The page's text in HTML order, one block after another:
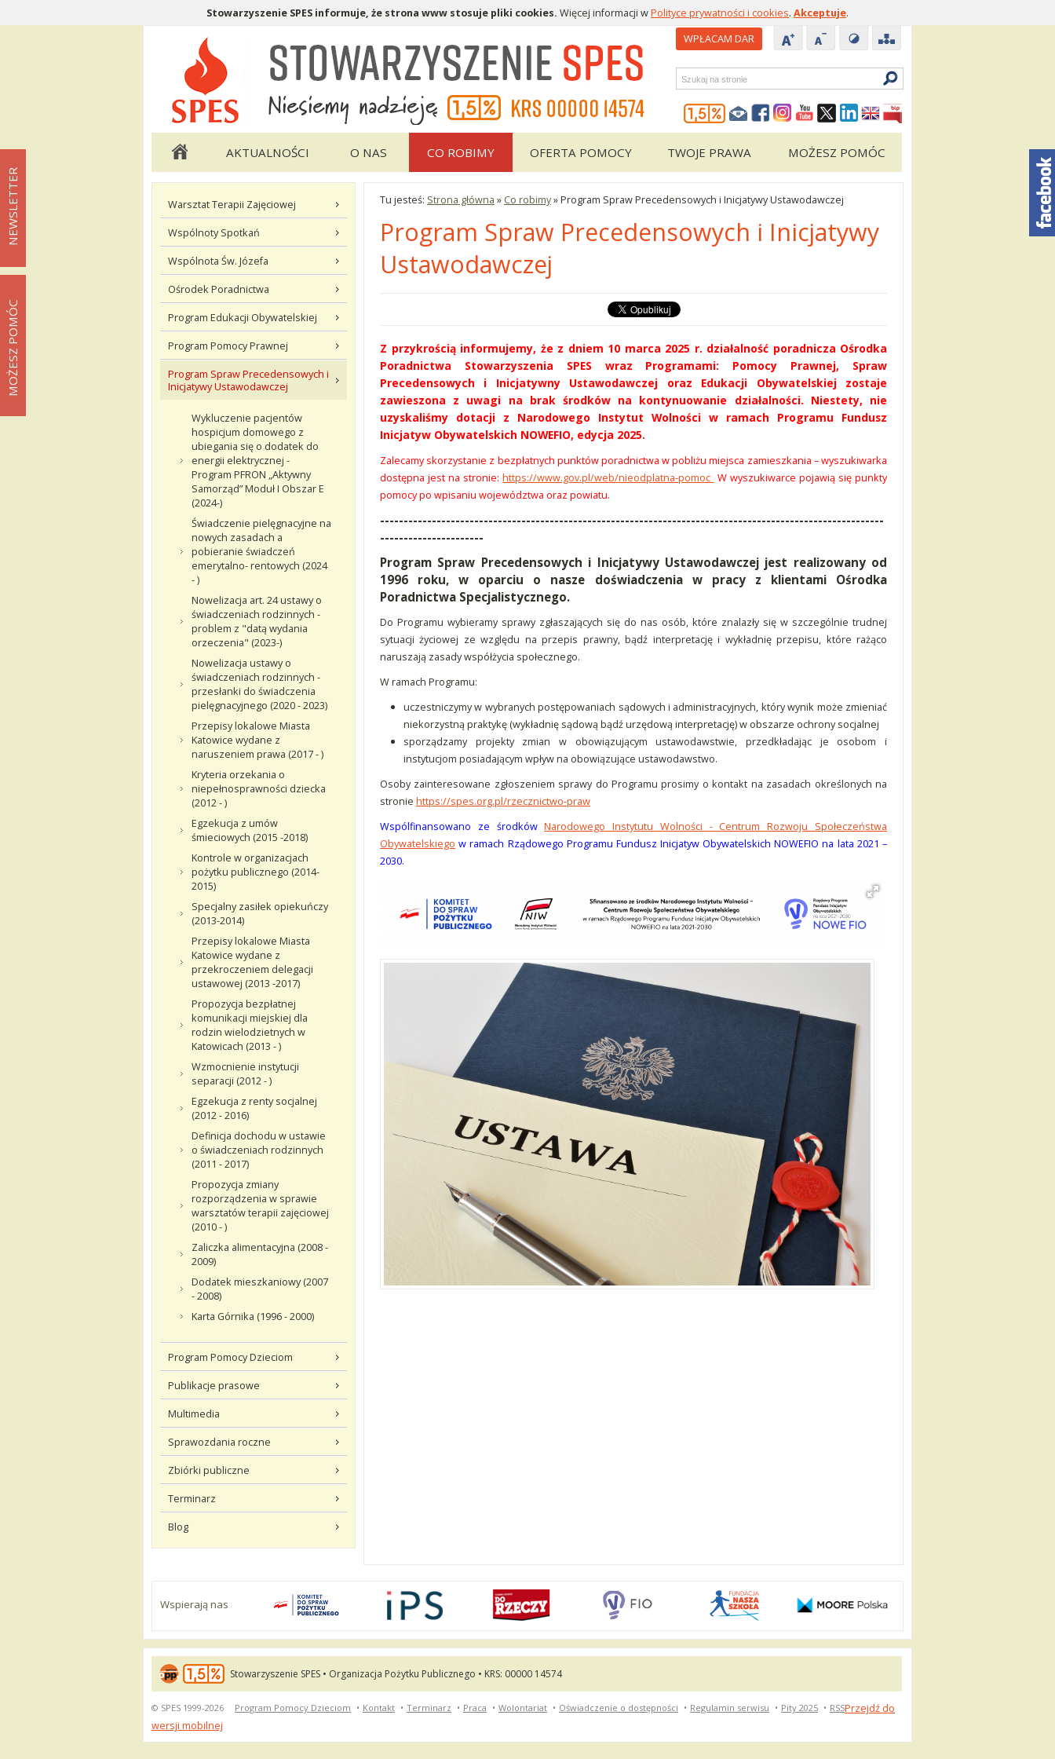
Stowarzyszenie SPES informuje, że strona www stosuje pliki cookies. Więcej informacji wPolityce prywatności i cookies. Akceptuje.
Menu pomocnicze
WPŁACAM DAR
Wyszukiwarka
Menu główne
AKTUALNOŚCI O NAS CO ROBIMY OFERTA POMOCY TWOJE PRAWA MOŻESZ POMÓC
Menu podstrony Co robimy
Warsztat Terapii Zajęciowej
Wspólnoty Spotkań
Wspólnota Św. Józefa
Ośrodek Poradnictwa
Program Edukacji Obywatelskiej
Program Pomocy Prawnej
Program Spraw Precedensowych i
Inicjatywy Ustawodawczej
Wykluczenie pacjentów
hospicjum domowego z
ubiegania się o dodatek do
energii elektrycznej -
Program PFRON „Aktywny
Samorząd” Moduł I Obszar E
(2024-)
Świadczenie pielęgnacyjne na
nowych zasadach a
pobieranie świadczeń
emerytalno- rentowych (2024
- )
Nowelizacja art. 24 ustawy o
świadczeniach rodzinnych -
problem z "datą wydania
orzeczenia" (2023-)
Nowelizacja ustawy o
świadczeniach rodzinnych -
przesłanki do świadczenia
pielęgnacyjnego (2020 - 2023)
Przepisy lokalowe Miasta
Katowice wydane z
naruszeniem prawa (2017 - )
Kryteria orzekania o
niepełnosprawności dziecka
(2012 - )
Egzekucja z umów
śmieciowych (2015 -2018)
Kontrole w organizacjach
pożytku publicznego (2014-
2015)
Specjalny zasiłek opiekuńczy
(2013-2014)
Przepisy lokalowe Miasta
Katowice wydane z
przekroczeniem delegacji
ustawowej (2013 -2017)
Propozycja bezpłatnej
komunikacji miejskiej dla
rodzin wielodzietnych w
Katowicach (2013 - )
Wzmocnienie instytucji
separacji (2012 - )
Egzekucja z renty socjalnej
(2012 - 2016)
Definicja dochodu w ustawie
o świadczeniach rodzinnych
(2011 - 2017)
Propozycja zmiany
rozporządzenia w sprawie
warsztatów terapii zajęciowej
(2010 - )
Zaliczka alimentacyjna (2008 -
2009)
Dodatek mieszkaniowy (2007
- 2008)
Karta Górnika (1996 - 2000)
Program Pomocy Dzieciom
Publikacje prasowe
Multimedia
Sprawozdania roczne
Zbiórki publiczne
Terminarz
Blog
Tu jesteś: Strona główna » Co robimy»Program Spraw Precedensowych i Inicjatywy Ustawodawczej
Program Spraw Precedensowych i Inicjatywy
Ustawodawczej
Z przykrością informujemy, że z dniem 10 marca 2025 r. działalność poradnicza Ośrodka
Poradnictwa Stowarzyszenia SPES wraz Programami: Pomocy Prawnej, Spraw
Precedensowych i Inicjatywny Ustawodawczej oraz Edukacji Obywatelskiej zostaje
zawieszona z uwagi na brak środków na kontynuowanie działalności. Niestety, nie
uzyskaliśmy dotacji z Narodowego Instytut Wolności w ramach Programu Fundusz
Inicjatyw Obywatelskich NOWEFIO, edycja 2025.
Zalecamy skorzystanie z bezpłatnych punktów poradnictwa w pobliżu miejsca zamieszkania – wyszukiwarka
dostępna jest na stronie:https://www.gov.pl/web/nieodplatna-pomoc W wyszukiwarce pojawią się punkty
pomocy po wpisaniu województwa oraz powiatu.
-----------------------------------------------------------------------------------------------------------
----------------------
Program Spraw Precedensowych i Inicjatywy Ustawodawczej jest realizowany od
1996 roku, w oparciu o nasze doświadczenia w pracy z klientami Ośrodka
Poradnictwa Specjalistycznego.
Do Programu wybieramy sprawy zgłaszających się do nas osób, które znalazły się w szczególnie trudnej
sytuacji życiowej ze względu na przepis prawny, bądź interpretację i wykładnię przepisu, które rażąco
naruszają zasady współżycia społecznego.
W ramach Programu:
uczestniczymy w wybranych postępowaniach sądowych i administracyjnych, który wynik może zmieniać
niekorzystną praktykę (wykładnię sądową bądź urzędową interpretację) w obszarze ochrony socjalnej
sporządzamy projekty zmian w obowiązującym ustawodawstwie, przedkładając je osobom i
instytucjom posiadającym wpływ na obowiązujące ustawodawstwo.
Osoby zainteresowane zgłoszeniem sprawy do Programu prosimy o kontakt na zasadach określonych na
stronie https://spes.org.pl/rzecznictwo-praw
Wspólfinansowano ze środkówNarodowego Instytutu Wolności - Centrum Rozwoju Społeczeństwa
Obywatelskiego w ramach Rządowego Programu Fundusz Inicjatyw Obywatelskich NOWEFIO na lata 2021 –
2030.
Wspierają nas
Stowarzyszenie SPES • Organizacja Pożytku Publicznego • KRS: 00000 14574
© SPES 1999-2026 Program Pomocy Dzieciom • Kontakt • Terminarz • Praca • Wolontariat • Oświadczenie o dostępności • Regulamin serwisu • Pity 2025 • RSSPrzejdź do
wersji mobilnej
NEWSLETTER
MOŻESZ POMÓC